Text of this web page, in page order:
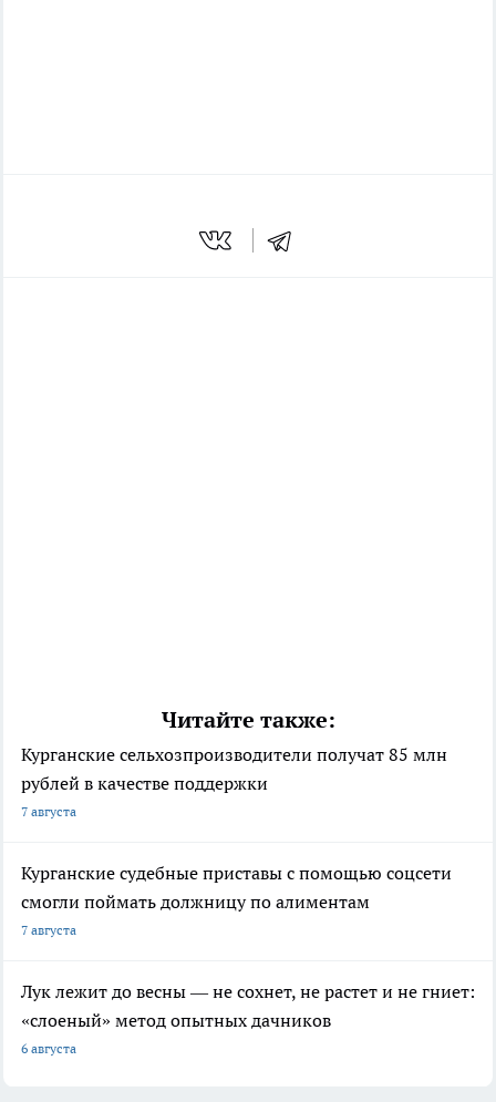
Читайте также:
Курганские сельхозпроизводители получат 85 млн
рублей в качестве поддержки
7 августа
Курганские судебные приставы с помощью соцсети
смогли поймать должницу по алиментам
7 августа
Лук лежит до весны — не сохнет, не растет и не гниет:
«слоеный» метод опытных дачников
6 августа